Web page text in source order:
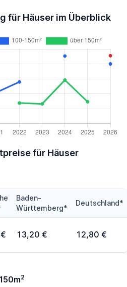
für Häuser im Überblick
für Häuser
Baden-
Württemberg*
Deutschland*
13,20 € 12,80 €
2